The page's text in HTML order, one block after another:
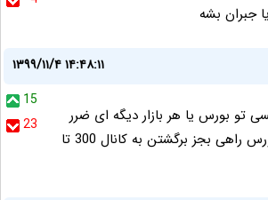
جبران بشه
۱۳۹۹/۱۱/۴ ۱۴:۴۸:۱۱
15
23
تو بورس یا هر بازار دیگه ای ضرر
نکنه.ولی متاسفانه بورس راهی بجز برگشتن به کانال 300 تا